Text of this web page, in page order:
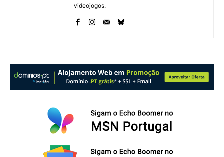
videojogos.